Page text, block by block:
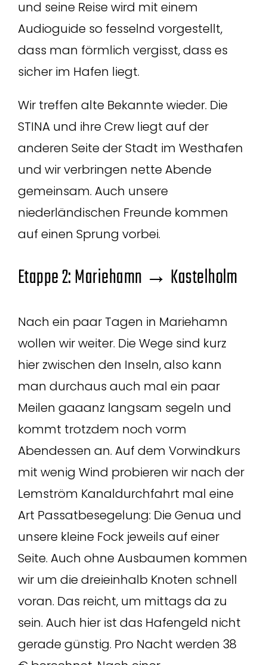
und seine Reise wird mit einem
Audioguide so fesselnd vorgestellt,
dass man förmlich vergisst, dass es
sicher im Hafen liegt.
Wir treffen alte Bekannte wieder. Die
STINA und ihre Crew liegt auf der
anderen Seite der Stadt im Westhafen
und wir verbringen nette Abende
gemeinsam. Auch unsere
niederländischen Freunde kommen
auf einen Sprung vorbei.
Etappe 2: Mariehamn → Kastelholm
Nach ein paar Tagen in Mariehamn
wollen wir weiter. Die Wege sind kurz
hier zwischen den Inseln, also kann
man durchaus auch mal ein paar
Meilen gaaanz langsam segeln und
kommt trotzdem noch vorm
Abendessen an. Auf dem Vorwindkurs
mit wenig Wind probieren wir nach der
Lemström Kanaldurchfahrt mal eine
Art Passatbesegelung: Die Genua und
unsere kleine Fock jeweils auf einer
Seite. Auch ohne Ausbaumen kommen
wir um die dreieinhalb Knoten schnell
voran. Das reicht, um mittags da zu
sein. Auch hier ist das Hafengeld nicht
gerade günstig. Pro Nacht werden 38